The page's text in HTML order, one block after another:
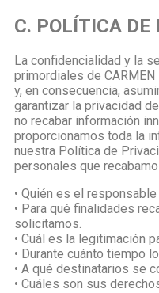
C. POLÍTICA DE
La confidencialidad y la
primordiales de CARMEN
y, en consecuencia,
garantizar la privacidad
no recabar información
proporcionamos toda la
nuestra Política de
personales que
• Quién es el
• Para qué finalidades
solicitamos.
• Cuál es la legitimación
• Durante cuánto tiempo
• A qué destinatarios se
• Cuáles son sus